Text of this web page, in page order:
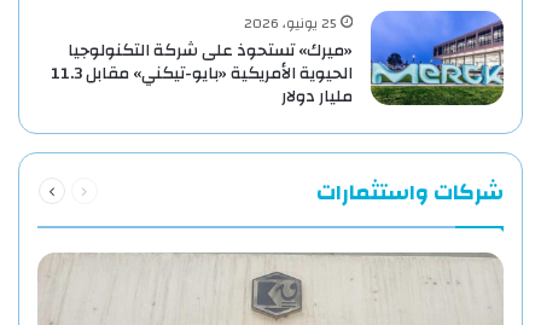
25 يونيو، 2026
«ميرك» تستحوذ على شركة التكنولوجيا
الحيوية الأمريكية «بايو-تيكني» مقابل 11.3
مليار دولار
شركات واستثمارات الصفحةالصفحة